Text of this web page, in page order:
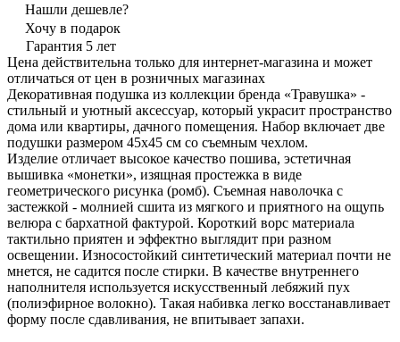
Нашли дешевле?
Хочу в подарок
Гарантия 5 лет
Цена действительна только для интернет-магазина и может
отличаться от цен в розничных магазинах
Декоративная подушка из коллекции бренда «Травушка» -
стильный и уютный аксессуар, который украсит пространство
дома или квартиры, дачного помещения. Набор включает две
подушки размером 45х45 см со съемным чехлом.
Изделие отличает высокое качество пошива, эстетичная
вышивка «монетки», изящная простежка в виде
геометрического рисунка (ромб). Съемная наволочка с
застежкой - молнией сшита из мягкого и приятного на ощупь
велюра с бархатной фактурой. Короткий ворс материала
тактильно приятен и эффектно выглядит при разном
освещении. Износостойкий синтетический материал почти не
мнется, не садится после стирки. В качестве внутреннего
наполнителя используется искусственный лебяжий пух
(полиэфирное волокно). Такая набивка легко восстанавливает
форму после сдавливания, не впитывает запахи.